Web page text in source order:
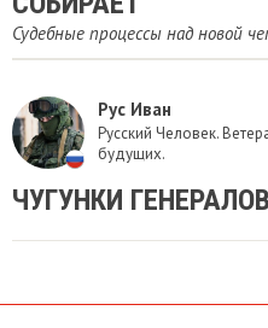
Судебные процессы над новой
Рус Иван
Русский Человек.
будущих.
ЧУГУНКИ